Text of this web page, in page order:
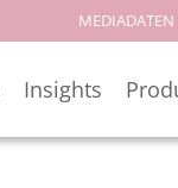
MEDIADATEN
Insights